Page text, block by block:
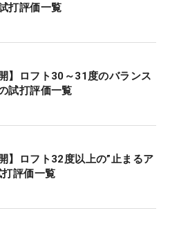
打評価一覧
】ロフト30～31度のバランス
試打評価一覧
】ロフト32度以上の”止まるア
打評価一覧